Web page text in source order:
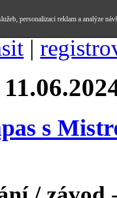
|
s
personalizaci reklam a analýze